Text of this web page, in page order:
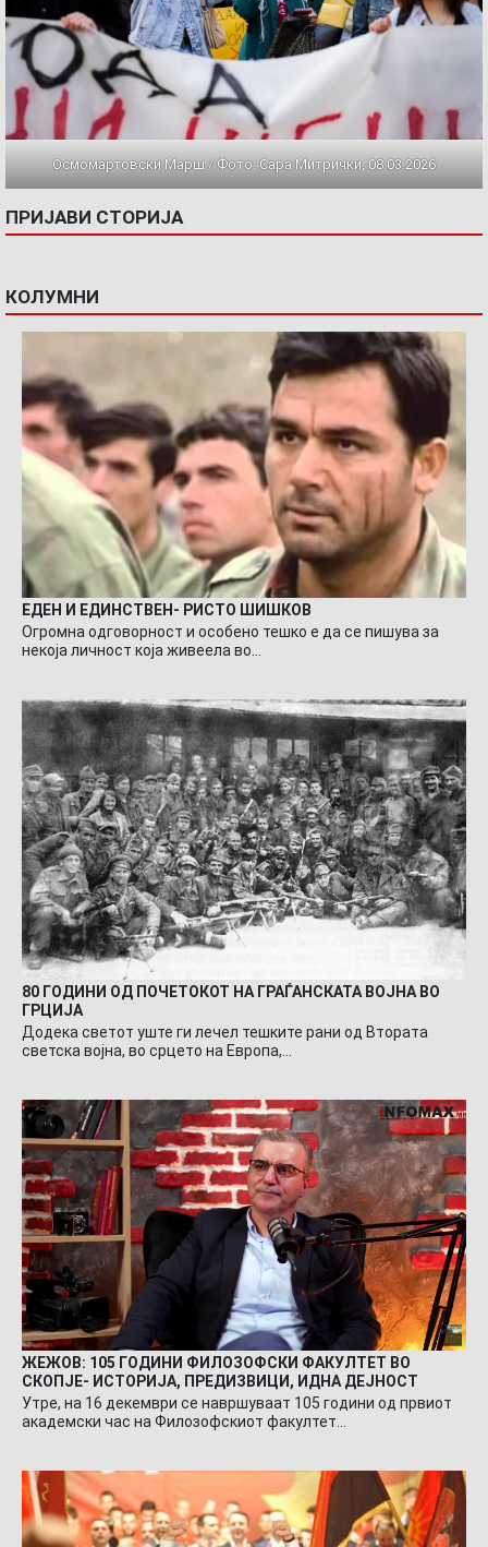
Осмомартовски Марш / Фото: Сара Митрички, 08.03.2026
ПРИЈАВИ СТОРИЈА
КОЛУМНИ
ЕДЕН И ЕДИНСТВЕН- РИСТО ШИШКОВ
Огромна одговорност и особено тешко е да се пишува за
некоја личност која живеела во…
80 ГОДИНИ ОД ПОЧЕТОКОТ НА ГРАЃАНСКАТА ВОЈНА ВО
ГРЦИЈА
Додека светот уште ги лечел тешките рани од Втората
светска војна, во срцето на Европа,…
ЖЕЖОВ: 105 ГОДИНИ ФИЛОЗОФСКИ ФАКУЛТЕТ ВО
СКОПЈЕ- ИСТОРИЈА, ПРЕДИЗВИЦИ, ИДНА ДЕЈНОСТ
Утре, на 16 декември се навршуваат 105 години од првиот
академски час на Филозофскиот факултет…